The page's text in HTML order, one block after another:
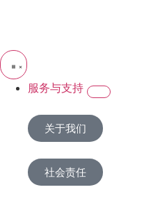
服务与支持
关于我们
社会责任